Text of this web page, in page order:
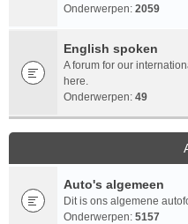
Onderwerpen: 2059
English spoken
A forum for our
here.
Onderwerpen: 49
Auto's algemeen
Dit is ons algemene
Onderwerpen: 5157